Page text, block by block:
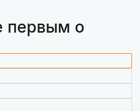
первым о